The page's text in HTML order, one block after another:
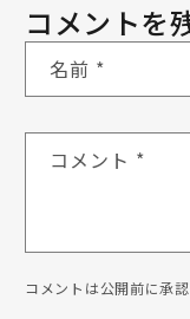
コメントを
名前 *
コメント *
コメントは公開前に承